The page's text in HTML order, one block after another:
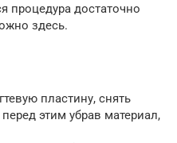
процедура достаточно
здесь.
пластину, снять
этим убрав материал,